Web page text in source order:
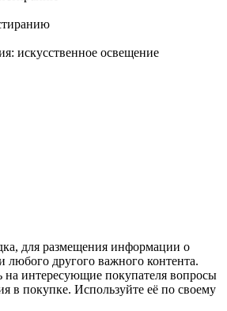
искусственное освещение
для размещения информации о
любого другого важного контента.
на интересующие покупателя вопросы
в покупке. Используйте её по своему